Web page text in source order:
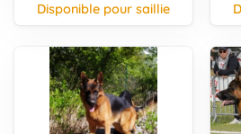
disponible pour saillie